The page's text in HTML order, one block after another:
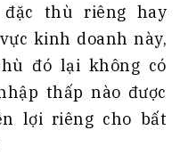
thù riêng hay
kinh doanh này,
đó lại không có
thấp nào được
lợi riêng cho bất